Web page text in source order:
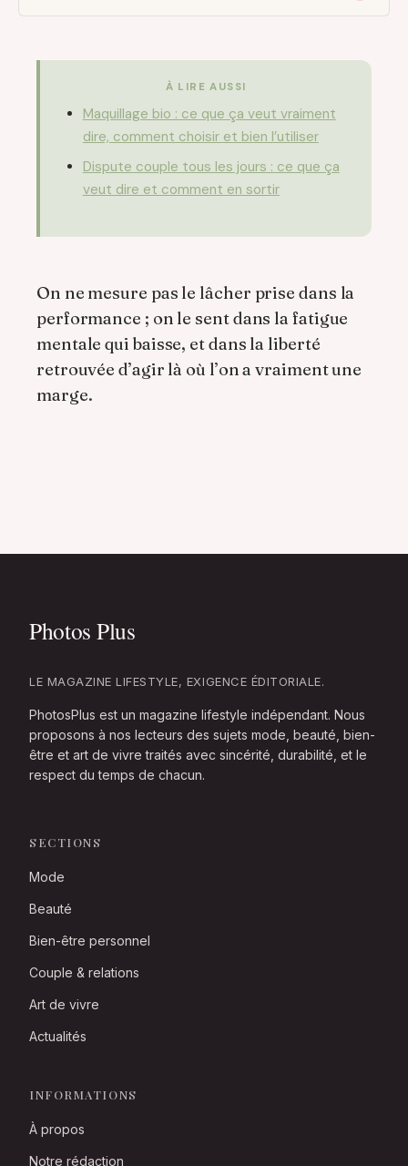
À LIRE AUSSI
Maquillage bio : ce que ça veut vraiment
dire, comment choisir et bien l’utiliser
Dispute couple tous les jours : ce que ça
veut dire et comment en sortir
On ne mesure pas le lâcher prise dans la
performance ; on le sent dans la fatigue
mentale qui baisse, et dans la liberté
retrouvée d’agir là où l’on a vraiment une
marge.
LE MAGAZINE LIFESTYLE, EXIGENCE ÉDITORIALE.
PhotosPlus est un magazine lifestyle indépendant. Nous
proposons à nos lecteurs des sujets mode, beauté, bien-
être et art de vivre traités avec sincérité, durabilité, et le
respect du temps de chacun.
SECTIONS
Mode
Beauté
Bien-être personnel
Couple & relations
Art de vivre
Actualités
INFORMATIONS
À propos
Notre rédaction